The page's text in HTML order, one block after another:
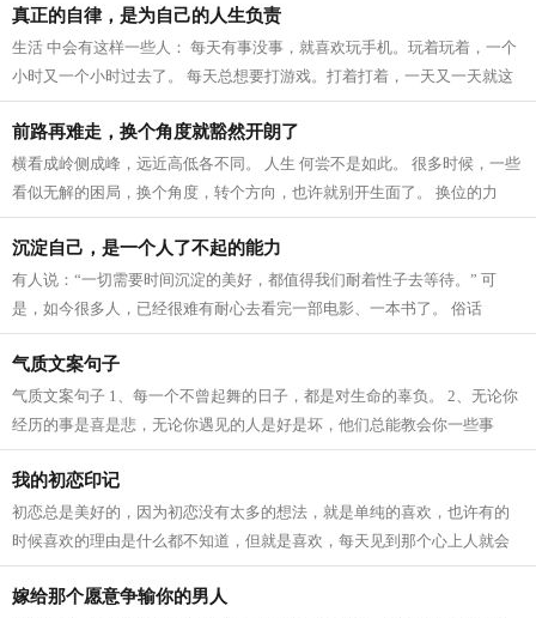
真正的自律，是为自己的人生负责
生活 中会有这样一些人： 每天有事没事，就喜欢玩手机。玩着玩着，一个
小时又一个小时过去了。 每天总想要打游戏。打着打着，一天又一天就这
样被耗费和虚掷掉了。 …… 许多时...
前路再难走，换个角度就豁然开朗了
横看成岭侧成峰，远近高低各不同。 人生 何尝不是如此。 很多时候，一些
看似无解的困局，换个角度，转个方向，也许就别开生面了。 换位的力
量，远比你想象要大得多。 换位，是...
沉淀自己，是一个人了不起的能力
有人说：“一切需要时间沉淀的美好，都值得我们耐着性子去等待。” 可
是，如今很多人，已经很难有耐心去看完一部电影、一本书了。 俗话
说：“心浮气躁者，一事无成。” 一个人...
气质文案句子
气质文案句子 1、每一个不曾起舞的日子，都是对生命的辜负。 2、无论你
经历的事是喜是悲，无论你遇见的人是好是坏，他们总能教会你一些事
理，然后助你成为一个更好的人。每个人...
我的初恋印记
初恋总是美好的，因为初恋没有太多的想法，就是单纯的喜欢，也许有的
时候喜欢的理由是什么都不知道，但就是喜欢，每天见到那个心上人就会
开心，就会心潮澎湃，这就是初恋的魅...
嫁给那个愿意争输你的男人